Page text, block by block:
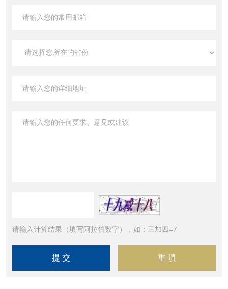
请输入计算结果（填写阿拉伯数字），如：三加四=7